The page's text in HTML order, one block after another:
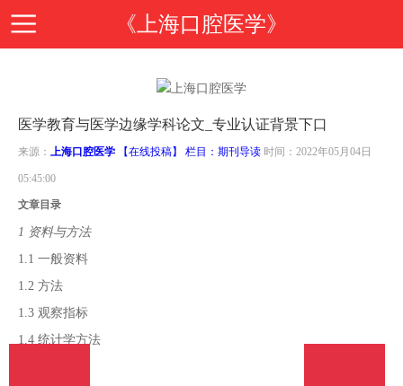
《上海口腔医学》
页
期
导
投
稿
邮
医学教育与医学边缘学科论文_专业认证背景下口
来源： 上海口腔医学 【在线投稿】 栏目： 期刊导读 时间：2022年05月04日
05:45:00
文章目录
1 资料与方法
1.1 一般资料
1.2 方法
1.3 观察指标
1.4 统计学方法